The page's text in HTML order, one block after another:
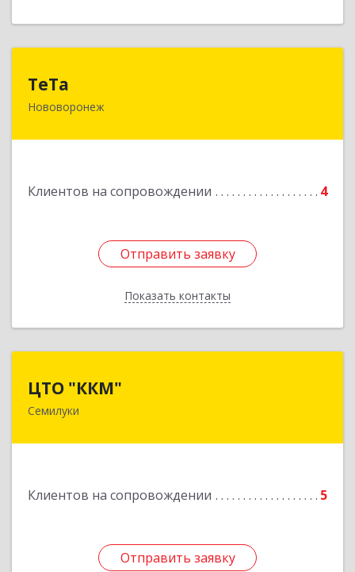
ТеТа
Нововоронеж
Клиентов на сопровождении 4
Отправить заявку
Показать контакты
396 073, Нововоронеж г, а/я, дом № 30
Отправить заявку
Назад
ЦТО "ККМ"
Семилуки
Клиентов на сопровождении 5
Отправить заявку
Отправить заявку